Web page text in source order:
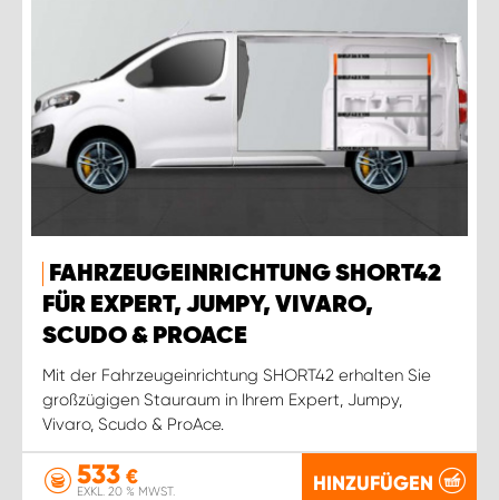
FAHRZEUGEINRICHTUNG SHORT42
FÜR EXPERT, JUMPY, VIVARO,
SCUDO & PROACE
Mit der Fahrzeugeinrichtung SHORT42 erhalten Sie
großzügigen Stauraum in Ihrem Expert, Jumpy,
Vivaro, Scudo & ProAce.
533 €
EXKL. 20 % MWST. HINZUFÜGEN